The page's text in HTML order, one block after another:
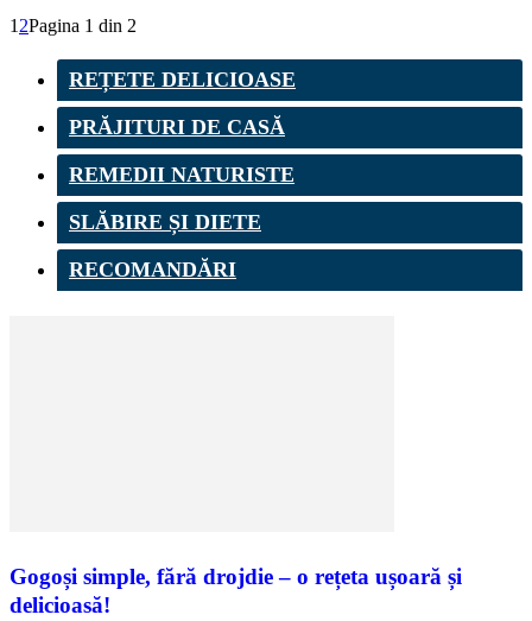
1 2Pagina 1 din 2
REȚETE DELICIOASE
PRĂJITURI DE CASĂ
REMEDII NATURISTE
SLĂBIRE ȘI DIETE
RECOMANDĂRI
Gogoși simple, fără drojdie – o rețeta ușoară și
delicioasă!